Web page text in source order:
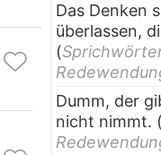
Das Denken
überlassen,
(
Dumm, der
nicht nimmt. (